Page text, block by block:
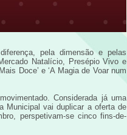
pela dimensão e pelas
Natalício, Presépio Vivo e
Doce’ e ‘A Magia de Voar num
Considerada já uma
Municipal vai duplicar a oferta de
perspetivam-se cinco fins-de-